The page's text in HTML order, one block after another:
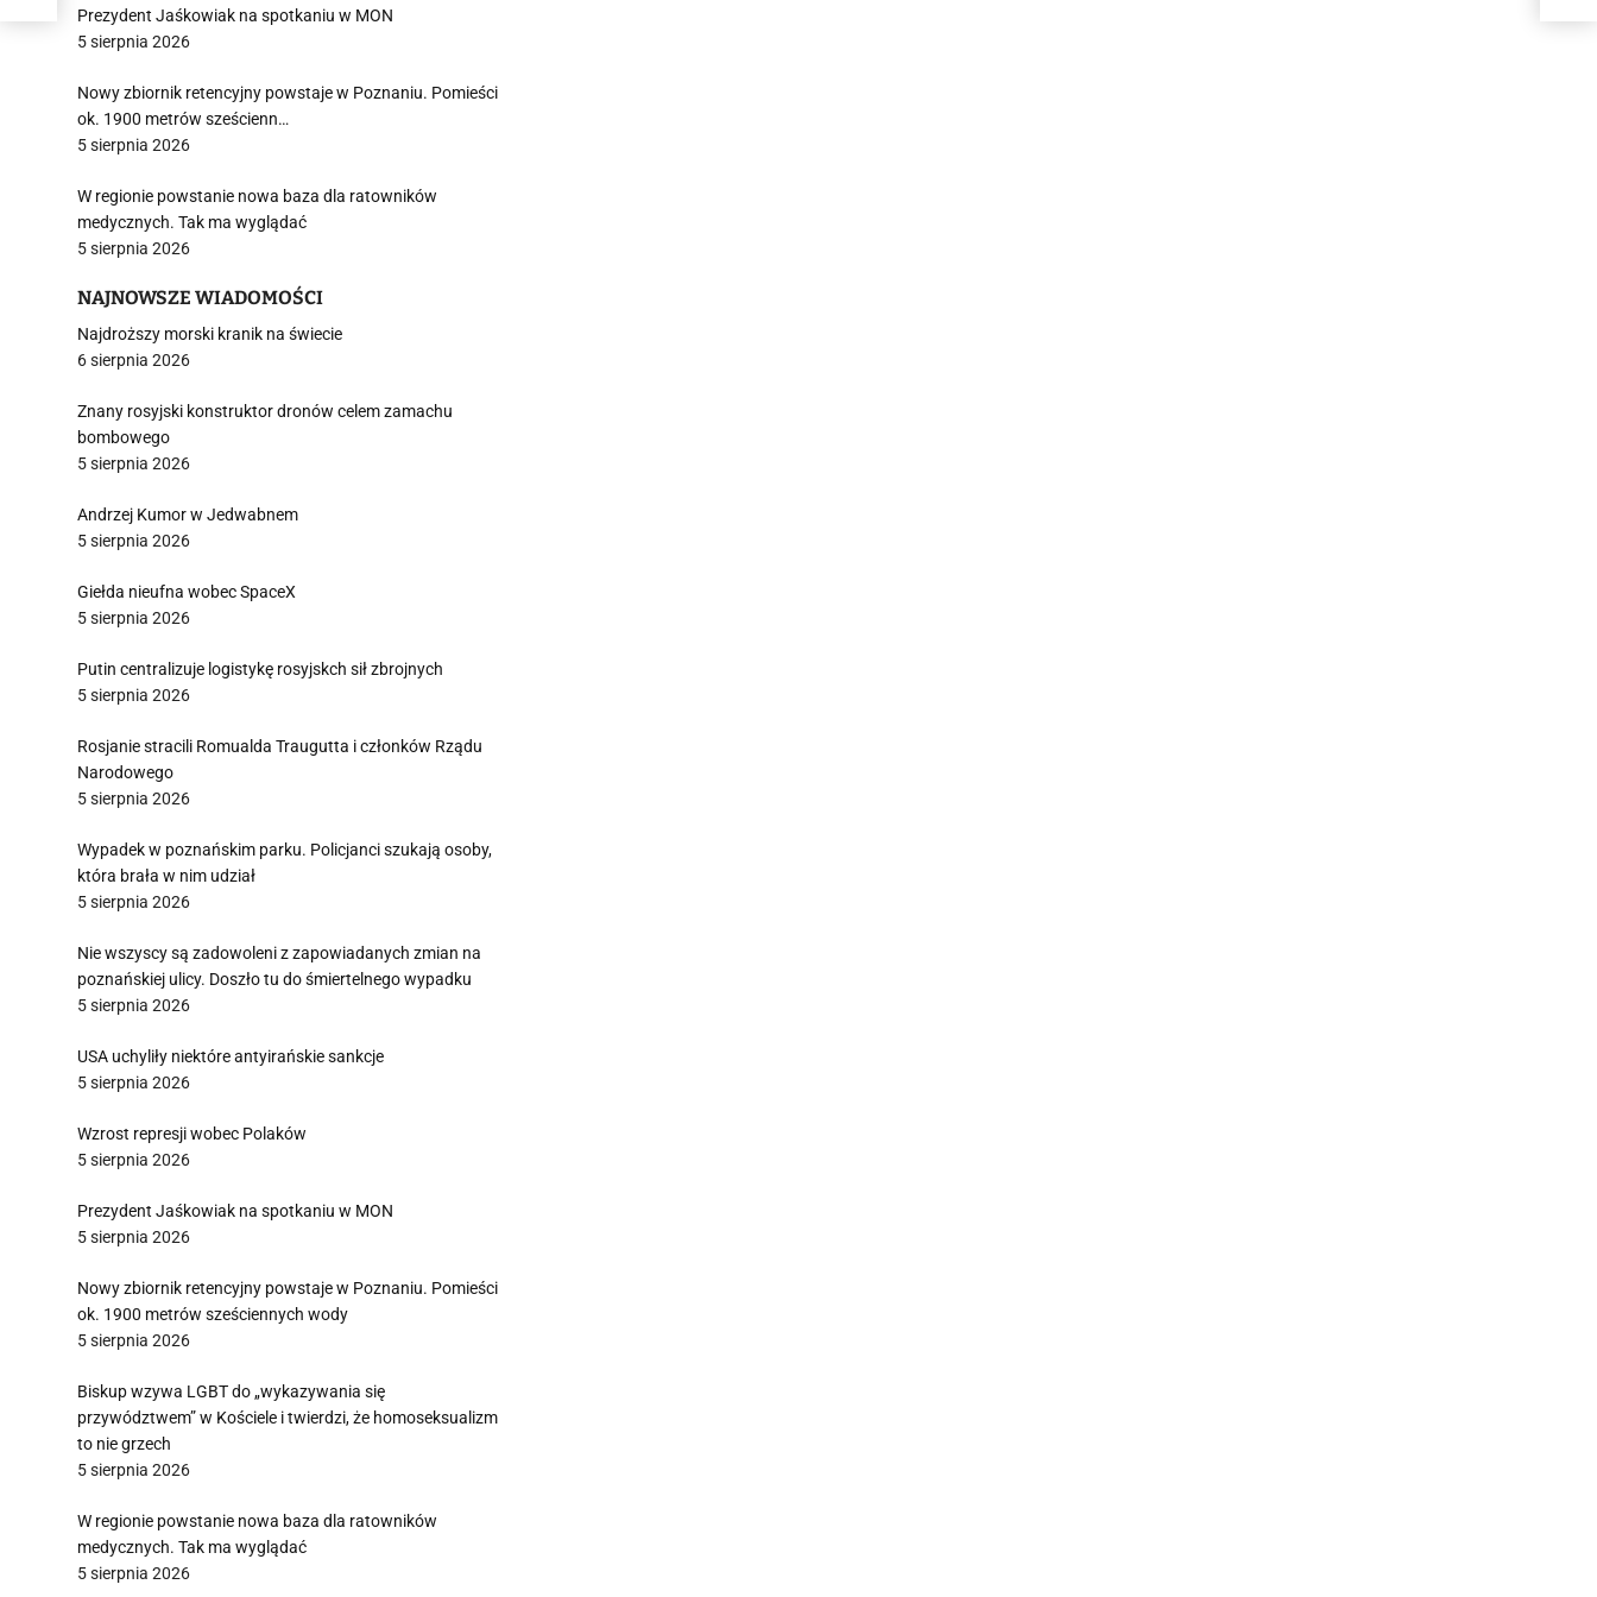
Prezydent Jaśkowiak na spotkaniu w MON
5 sierpnia 2026
Nowy zbiornik retencyjny powstaje w Poznaniu. Pomieści
ok. 1900 metrów sześcienn…
5 sierpnia 2026
W regionie powstanie nowa baza dla ratowników
medycznych. Tak ma wyglądać
5 sierpnia 2026
NAJNOWSZE WIADOMOŚCI
Najdroższy morski kranik na świecie
6 sierpnia 2026
Znany rosyjski konstruktor dronów celem zamachu
bombowego
5 sierpnia 2026
Andrzej Kumor w Jedwabnem
5 sierpnia 2026
Giełda nieufna wobec SpaceX
5 sierpnia 2026
Putin centralizuje logistykę rosyjskch sił zbrojnych
5 sierpnia 2026
Rosjanie stracili Romualda Traugutta i członków Rządu
Narodowego
5 sierpnia 2026
Wypadek w poznańskim parku. Policjanci szukają osoby,
która brała w nim udział
5 sierpnia 2026
Nie wszyscy są zadowoleni z zapowiadanych zmian na
poznańskiej ulicy. Doszło tu do śmiertelnego wypadku
5 sierpnia 2026
USA uchyliły niektóre antyirańskie sankcje
5 sierpnia 2026
Wzrost represji wobec Polaków
5 sierpnia 2026
Prezydent Jaśkowiak na spotkaniu w MON
5 sierpnia 2026
Nowy zbiornik retencyjny powstaje w Poznaniu. Pomieści
ok. 1900 metrów sześciennych wody
5 sierpnia 2026
Biskup wzywa LGBT do „wykazywania się
przywództwem” w Kościele i twierdzi, że homoseksualizm
to nie grzech
5 sierpnia 2026
W regionie powstanie nowa baza dla ratowników
medycznych. Tak ma wyglądać
5 sierpnia 2026